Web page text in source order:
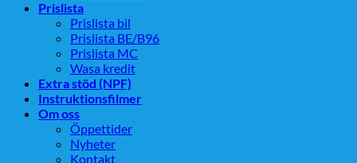
Prislista
Prislista bil
Prislista BE/B96
Prislista MC
Wasa kredit
Extra stöd (NPF)
Instruktionsfilmer
Om oss
Öppettider
Nyheter
Kontakt